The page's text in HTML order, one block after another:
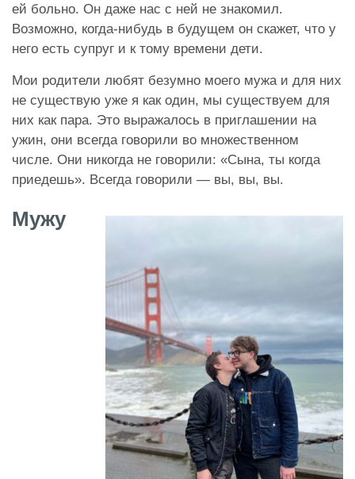
ей больно. Он даже нас с ней не знакомил.
Возможно, когда-нибудь в будущем он скажет, что у
него есть супруг и к тому времени дети.
Мои родители любят безумно моего мужа и для них
не существую уже я как один, мы существуем для
них как пара. Это выражалось в приглашении на
ужин, они всегда говорили во множественном
числе. Они никогда не говорили: «Сына, ты когда
приедешь». Всегда говорили — вы, вы, вы.
Мужу